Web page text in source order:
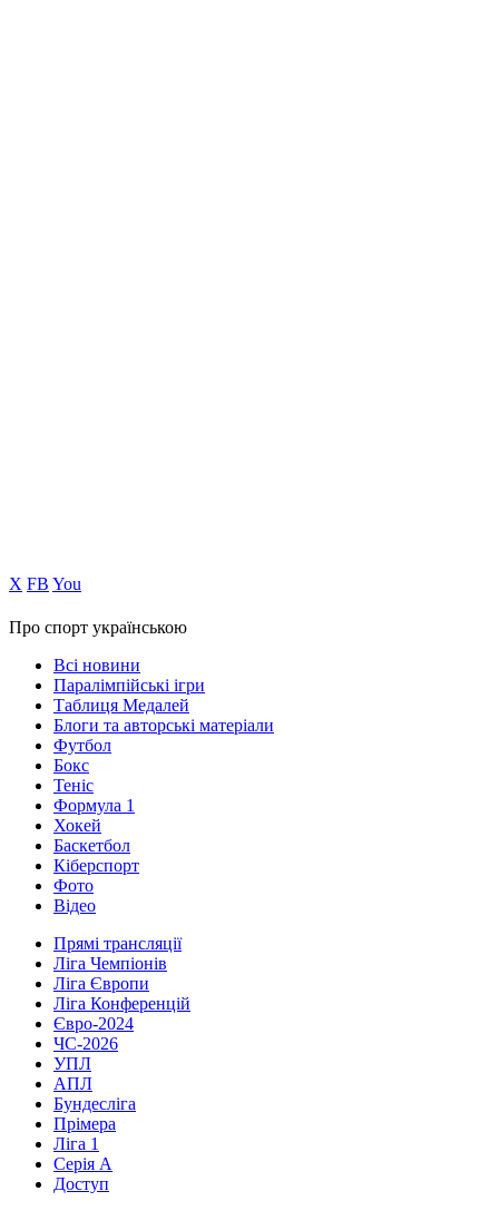
Х FB You
Про спорт українською
Всі новини
Паралімпійські ігри
Таблиця Медалей
Блоги та авторські матеріали
Футбол
Бокс
Теніс
Формула 1
Хокей
Баскетбол
Кіберспорт
Фото
Відео
Прямі трансляції
Ліга Чемпіонів
Ліга Європи
Ліга Конференцій
Євро-2024
ЧС-2026
УПЛ
АПЛ
Бундесліга
Прімера
Ліга 1
Серія А
Доступ